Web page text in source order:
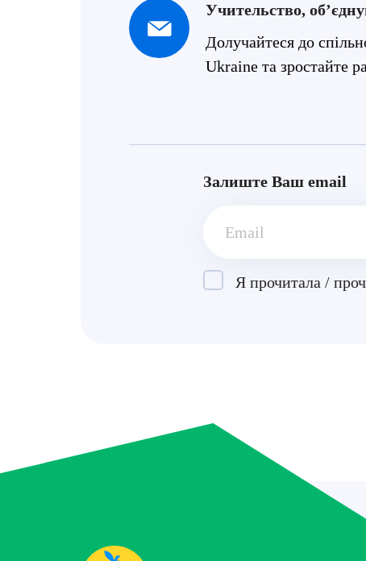
Учительство,
Долучайтеся до
Ukraine та зростайте
Залиште Ваш email
Я прочитала /